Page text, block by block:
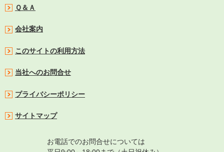
Ｑ＆Ａ
会社案内
このサイトの利用方法
当社へのお問合せ
プライバシーポリシー
サイトマップ
お電話でのお問合せについては